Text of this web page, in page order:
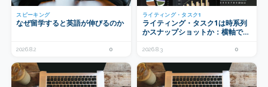
スピーキング
なぜ留学すると英語が伸びるのか
2026.8.2 0
ライティング・タスク1
ライティング・タスク1は時系列
かスナップショットか：横軸で見
2026.8.3 0